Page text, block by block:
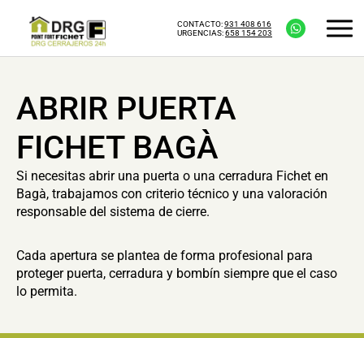
CONTACTO:931 408 616
URGENCIAS:658 154 203
ABRIR PUERTA
FICHET BAGÀ
Si necesitas abrir una puerta o una cerradura Fichet en
Bagà, trabajamos con criterio técnico y una valoración
responsable del sistema de cierre.
Cada apertura se plantea de forma profesional para
proteger puerta, cerradura y bombín siempre que el caso
lo permita.